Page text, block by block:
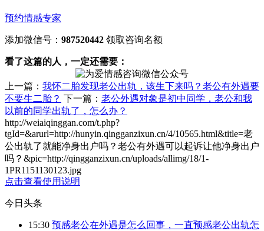
预约情感专家
添加微信号： 987520442 领取咨询名额
看了这篇的人，一定还需要：
上一篇： 我怀二胎发现老公出轨，该生下来吗？老公有外遇要
不要生二胎？ 下一篇： 老公外遇对象是初中同学，老公和我
以前的同学出轨了，怎么办？
http://weiaiqinggan.com/t.php?
tgId=&arurl=http://hunyin.qingganzixun.cn/4/10565.html&title=老
公出轨了就能净身出户吗？老公有外遇可以起诉让他净身出户
吗？&pic=http://qingganzixun.cn/uploads/allimg/18/1-
1PR1151130123.jpg
点击查看使用说明
今日头条
15:30 预感老公在外遇是怎么回事，一直预感老公出轨怎